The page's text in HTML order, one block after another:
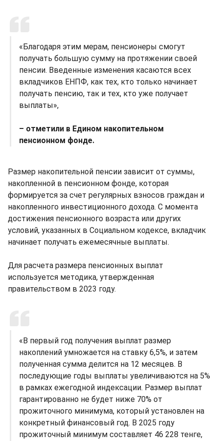
«Благодаря этим мерам, пенсионеры смогут
получать большую сумму на протяжении своей
пенсии. Введенные изменения касаются всех
вкладчиков ЕНПФ, как тех, кто только начинает
получать пенсию, так и тех, кто уже получает
выплаты»,
– отметили в Едином накопительном
пенсионном фонде.
Размер накопительной пенсии зависит от суммы,
накопленной в пенсионном фонде, которая
формируется за счет регулярных взносов граждан и
накопленного инвестиционного дохода. С момента
достижения пенсионного возраста или других
условий, указанных в Социальном кодексе, вкладчик
начинает получать ежемесячные выплаты.
Для расчета размера пенсионных выплат
используется методика, утвержденная
правительством в 2023 году.
«В первый год получения выплат размер
накоплений умножается на ставку 6,5%, и затем
полученная сумма делится на 12 месяцев. В
последующие годы выплаты увеличиваются на 5%
в рамках ежегодной индексации. Размер выплат
гарантированно не будет ниже 70% от
прожиточного минимума, который установлен на
конкретный финансовый год. В 2025 году
прожиточный минимум составляет 46 228 тенге,